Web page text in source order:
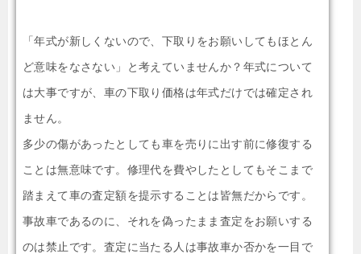
「年式が新しくないので、下取りをお願いしてもほとん
ど意味をなさない」と考えていませんか？年式について
は大事ですが、車の下取り価格は年式だけでは確定され
ません。
多少の傷があったとしても車を売りに出す前に修復する
ことは無意味です。修理代を費やしたとしてもそこまで
踏まえて車の査定額を提示することは皆無だからです。
事故車であるのに、それを偽ったまま査定をお願いする
のは禁止です。査定に当たる人は事故車か否かを一目で